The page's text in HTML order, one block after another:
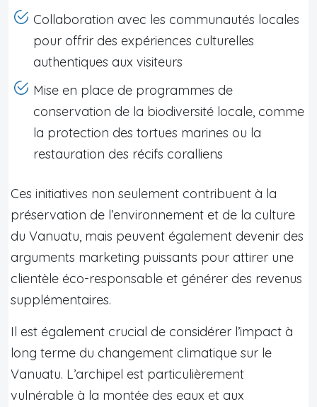
Collaboration avec les communautés locales
pour offrir des expériences culturelles
authentiques aux visiteurs
Mise en place de programmes de
conservation de la biodiversité locale, comme
la protection des tortues marines ou la
restauration des récifs coralliens
Ces initiatives non seulement contribuent à la
préservation de l’environnement et de la culture
du Vanuatu, mais peuvent également devenir des
arguments marketing puissants pour attirer une
clientèle éco-responsable et générer des revenus
supplémentaires.
Il est également crucial de considérer l’impact à
long terme du changement climatique sur le
Vanuatu. L’archipel est particulièrement
vulnérable à la montée des eaux et aux